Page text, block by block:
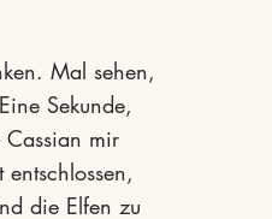
Mal sehen,
Sekunde,
mir
die Elfen zu